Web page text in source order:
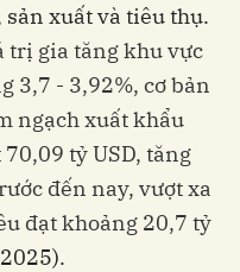
xuất và tiêu thụ.
trị gia tăng khu vực
3,7 - 3,92%, cơ bản
ngạch xuất khẩu
tỷ USD, tăng
đến nay, vượt xa
đạt khoảng 20,7 tỷ